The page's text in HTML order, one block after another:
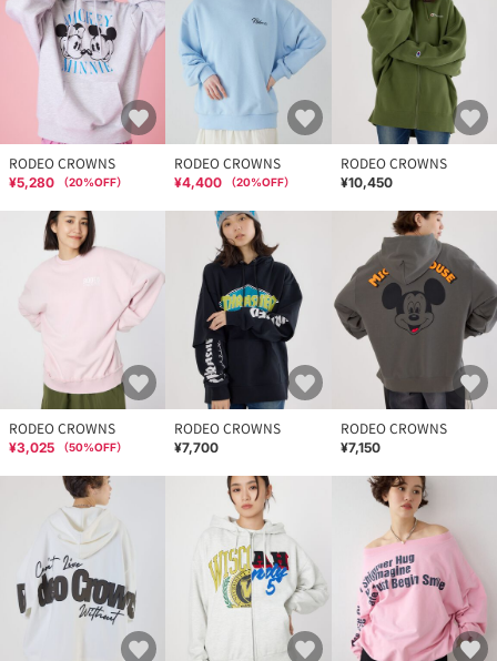
RODEO CROWNS
¥5,280 （20%OFF）
RODEO CROWNS
¥4,400 （20%OFF）
RODEO CROWNS
¥10,450
RODEO CROWNS
¥3,025 （50%OFF）
RODEO CROWNS
¥7,700
RODEO CROWNS
¥7,150